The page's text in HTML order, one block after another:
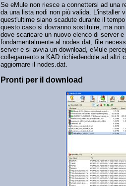
Se eMule non riesce a connettersi ad una
da una lista nodi non più valida. L'installer
quest'ultime siano scadute durante il
questo caso si dovranno sostituire, ma
dove scaricare un nuovo elenco di server e
fondamentalmente al nodes.dat, file
server e si avvia un download, eMule
collegamento a KAD richiedendole ad altri
aggiornare il nodes.dat.
Pronti per il download